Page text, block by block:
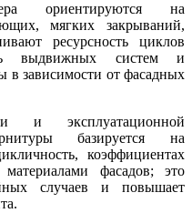
ориентируются на
мягких закрываний,
ресурсность циклов
выдвижных систем и
в зависимости от фасадных
и эксплуатационной
базируется на
коэффициентах
фасадов; это
случаев и повышает